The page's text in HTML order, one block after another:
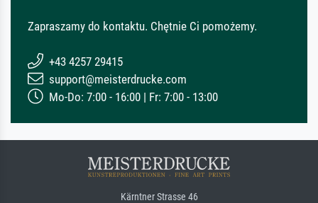
Zapraszamy do kontaktu. Chętnie Ci pomożemy.
+43 4257 29415
support@meisterdrucke.com
Mo-Do: 7:00 - 16:00 | Fr: 7:00 - 13:00
Kärntner Strasse 46